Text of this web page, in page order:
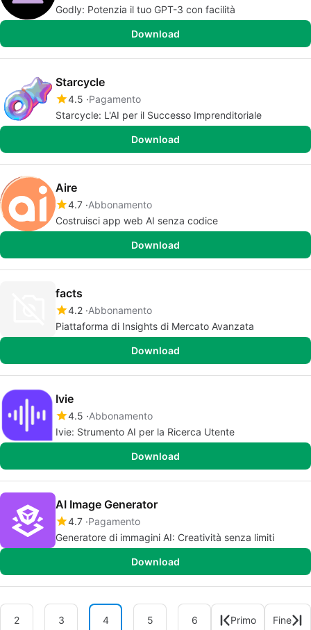
Godly: Potenzia il tuo GPT-3 con facilità
Download
Starcycle
4.5 Pagamento
Starcycle: L'AI per il Successo Imprenditoriale
Download
Aire
4.7 Abbonamento
Costruisci app web AI senza codice
Download
facts
4.2 Abbonamento
Piattaforma di Insights di Mercato Avanzata
Download
Ivie
4.5 Abbonamento
Ivie: Strumento AI per la Ricerca Utente
Download
AI Image Generator
4.7 Pagamento
Generatore di immagini AI: Creatività senza limiti
Download
2 3 4 5 6 Primo Fine